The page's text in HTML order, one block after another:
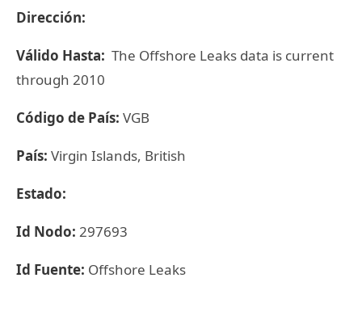
Dirección:
Válido Hasta: The Offshore Leaks data is current
through 2010
Código de País: VGB
País: Virgin Islands, British
Estado:
Id Nodo: 297693
Id Fuente: Offshore Leaks